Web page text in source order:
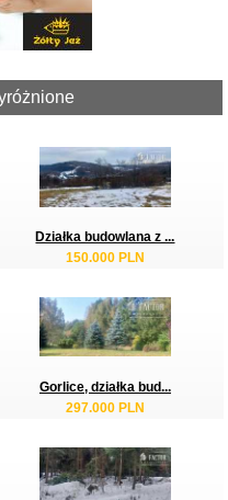
Działka budowlana z ...
150.000 PLN
Gorlice, działka bud...
297.000 PLN